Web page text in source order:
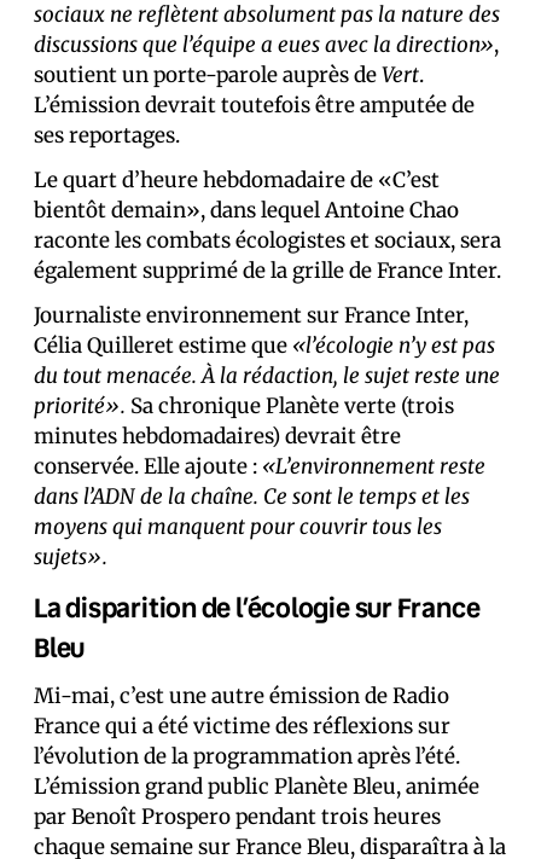
sociaux ne reflètent absolument pas la nature des
discussions que l’équipe a eues avec la direction»,
soutient un porte-parole auprès deVert.
L’émission devrait toutefois être amputée de
ses reportages.
Le quart d’heure hebdomadaire de «C’est
bientôt demain», dans lequel Antoine Chao
raconte les combats écologistes et sociaux, sera
également supprimé de la grille de France Inter.
Journaliste environnement sur France Inter,
Célia Quilleret estime que «l’écologie n’y est pas
du tout menacée. À la rédaction, le sujet reste une
priorité». Sa chronique Planète verte (trois
minutes hebdomadaires) devrait être
conservée. Elle ajoute : «L’environnement reste
dans l’ADN de la chaîne. Ce sont le temps et les
moyens qui manquent pour couvrir tous les
sujets».
La disparition de l’écologie sur France
Bleu
Mi-mai, c’est une autre émission de Radio
France qui a été victime des réflexions sur
l’évolution de la programmation après l’été.
L’émission grand public Planète Bleu, animée
par Benoît Prospero pendant trois heures
chaque semaine sur France Bleu, disparaîtra à la